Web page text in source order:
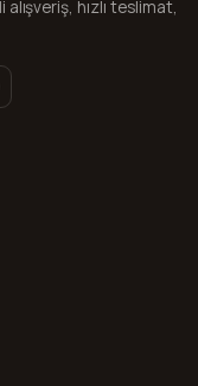
hızlı teslimat,